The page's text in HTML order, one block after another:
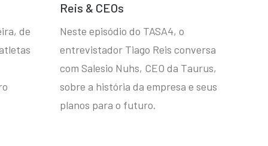
de
Reis & CEOs
Neste episódio do TASA4, o
entrevistador Tiago Reis conversa
com Salesio Nuhs, CEO da Taurus,
sobre a história da empresa e seus
planos para o futuro.